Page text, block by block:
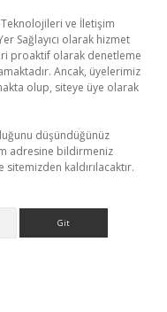
Teknolojileri ve İletişim
Sağlayıcı olarak hizmet
proaktif olarak denetleme
Ancak, üyelerimiz
olup, siteye üye olarak
düşündüğünüz
adresine bildirmeniz
kaldırılacaktır.